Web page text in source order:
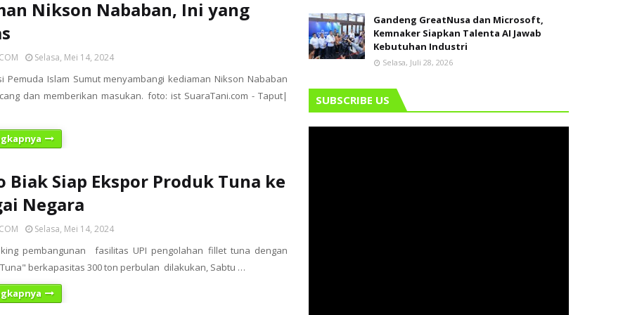
Nikson Nababan, Ini yang
Selasa, Mei 14, 2024
Pemuda Islam Sumut menyambangi kediaman Nikson Nababan
dan memberikan masukan. foto: ist SuaraTani.com - Taput|
Biak Siap Ekspor Produk Tuna ke
Negara
Selasa, Mei 14, 2024
pembangunan fasilitas UPI pengolahan fillet tuna dengan
berkapasitas 300 ton perbulan dilakukan, Sabtu …
Gandeng GreatNusa dan Microsoft,
Kemnaker Siapkan Talenta AI Jawab
Kebutuhan Industri
Selasa, Juli 28, 2026
SUBSCRIBE US